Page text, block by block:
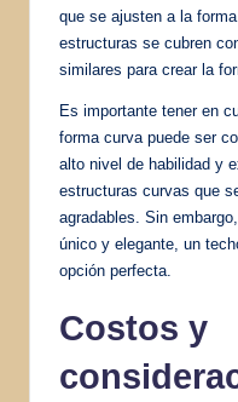
que se ajusten a la
estructuras se cubren
similares para crear la
Es importante tener en
forma curva puede ser
alto nivel de habilidad y
estructuras curvas que
agradables. Sin
único y elegante, un
opción perfecta.
Costos y